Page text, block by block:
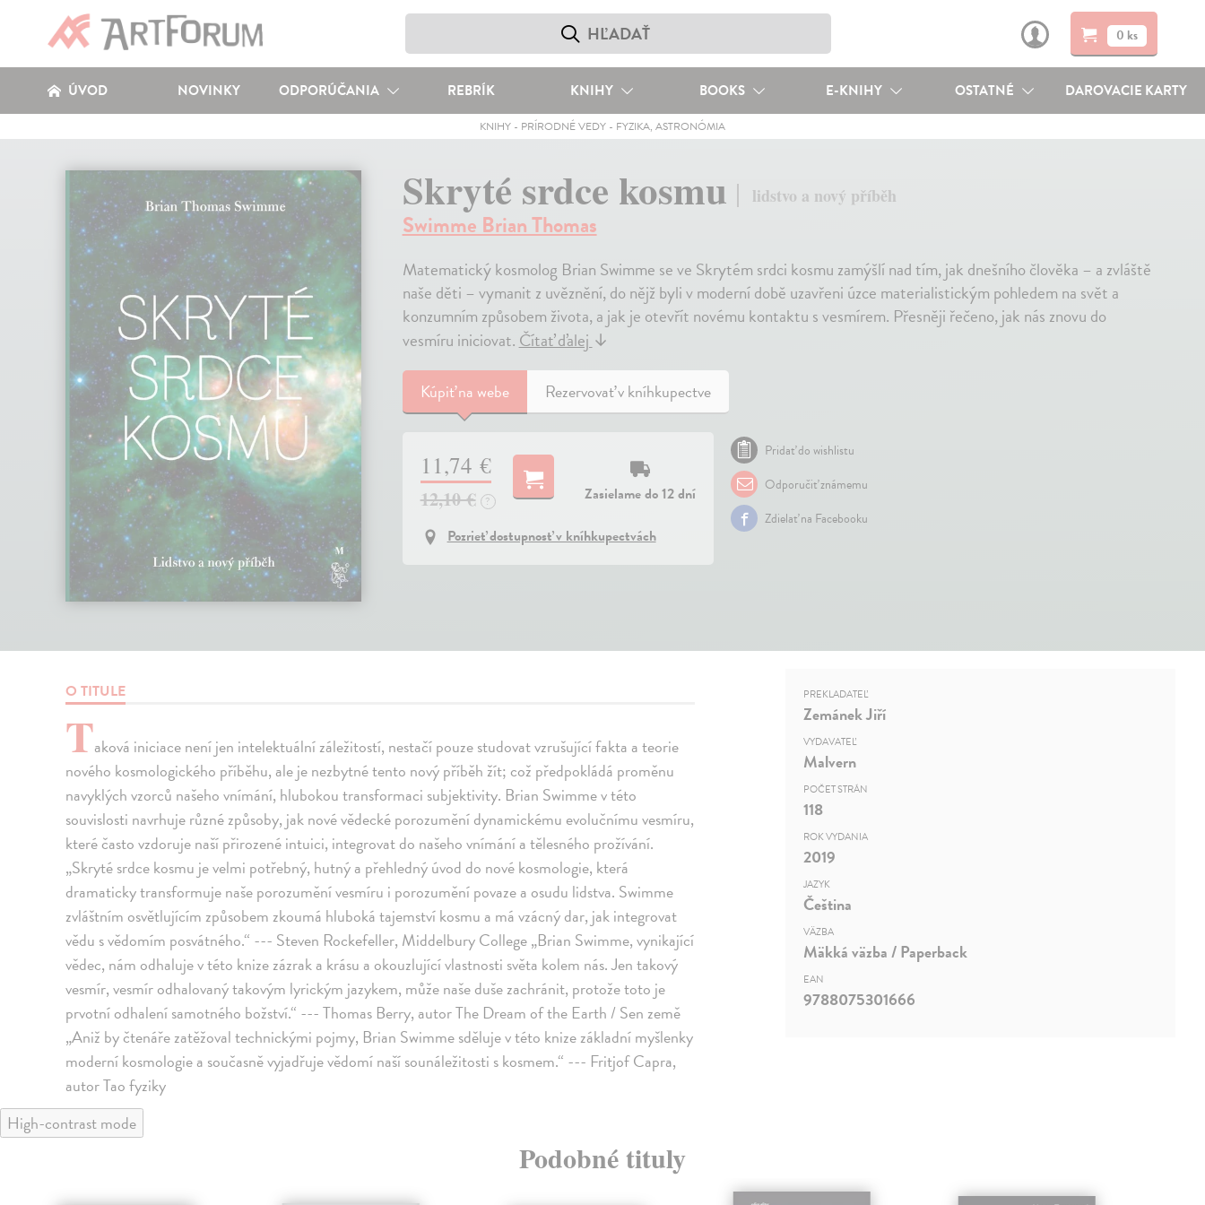
0 ks
ÚVOD NOVINKY ODPORÚČANIA REBRÍK KNIHY BOOKS E-KNIHY OSTATNÉ DAROVACIE KARTY
KNIHY- PRÍRODNÉ VEDY- FYZIKA, ASTRONÓMIA
Skryté srdce kosmu lidstvo a nový příběh
Swimme Brian Thomas
Matematický kosmolog Brian Swimme se ve Skrytém srdci kosmu zamýšlí nad tím, jak dnešního člověka – a zvláště
naše děti – vymanit z uvěznění, do nějž byli v moderní době uzavřeni úzce materialistickým pohledem na svět a
konzumním způsobem života, a jak je otevřít novému kontaktu s vesmírem. Přesněji řečeno, jak nás znovu do
vesmíru iniciovat.Čítať ďalej↓
Kúpiťna webe Rezervovať v kníhkupectve
11,74 €
12,10 € ?
Zasielame do 12 dní
Pozrieť dostupnosť v kníhkupectvách
Pridať do wishlistu
Odporučiť známemu
Zdielať na Facebooku
O TITULE
Taková iniciace není jen intelektuální záležitostí, nestačí pouze studovat vzrušující fakta a teorie
nového kosmologického příběhu, ale je nezbytné tento nový příběh žít; což předpokládá proměnu
navyklých vzorců našeho vnímání, hlubokou transformaci subjektivity. Brian Swimme v této
souvislosti navrhuje různé způsoby, jak nové vědecké porozumění dynamickému evolučnímu vesmíru,
které často vzdoruje naší přirozené intuici, integrovat do našeho vnímání a tělesného prožívání.
„Skryté srdce kosmu je velmi potřebný, hutný a přehledný úvod do nové kosmologie, která
dramaticky transformuje naše porozumění vesmíru i porozumění povaze a osudu lidstva. Swimme
zvláštním osvětlujícím způsobem zkoumá hluboká tajemství kosmu a má vzácný dar, jak integrovat
vědu s vědomím posvátného.“ --- Steven Rockefeller, Middelbury College „Brian Swimme, vynikající
vědec, nám odhaluje v této knize zázrak a krásu a okouzlující vlastnosti světa kolem nás. Jen takový
vesmír, vesmír odhalovaný takovým lyrickým jazykem, může naše duše zachránit, protože toto je
prvotní odhalení samotného božství.“ --- Thomas Berry, autor The Dream of the Earth / Sen země
„Aniž by čtenáře zatěžoval technickými pojmy, Brian Swimme sděluje v této knize základní myšlenky
moderní kosmologie a současně vyjadřuje vědomí naší sounáležitosti s kosmem.“ --- Fritjof Capra,
autor Tao fyziky
PREKLADATEĽ
Zemánek Jiří
VYDAVATEĽ
Malvern
POČET STRÁN
118
ROK VYDANIA
2019
JAZYK
Čeština
VÄZBA
Mäkká väzba / Paperback
EAN
9788075301666
High-contrast mode
Podobné tituly